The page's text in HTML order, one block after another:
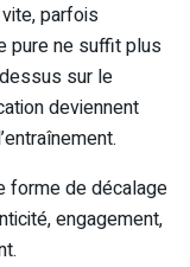
parfois
pure ne suffit plus
sur le
deviennent
forme de décalage
engagement,